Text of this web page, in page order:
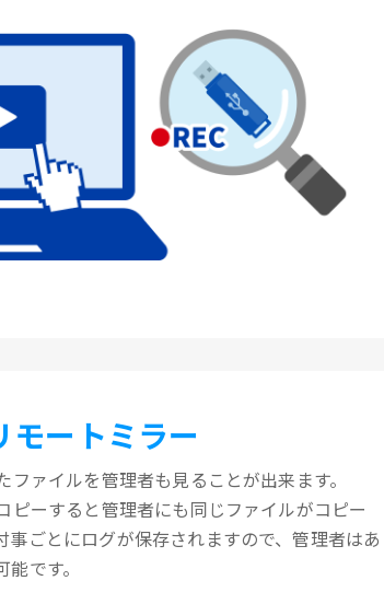
モートミラー
ァイルを管理者も見ることが出来ます。
ピーすると管理者にも同じファイルがコピー
事ごとにログが保存されますので、管理者はあ
です。